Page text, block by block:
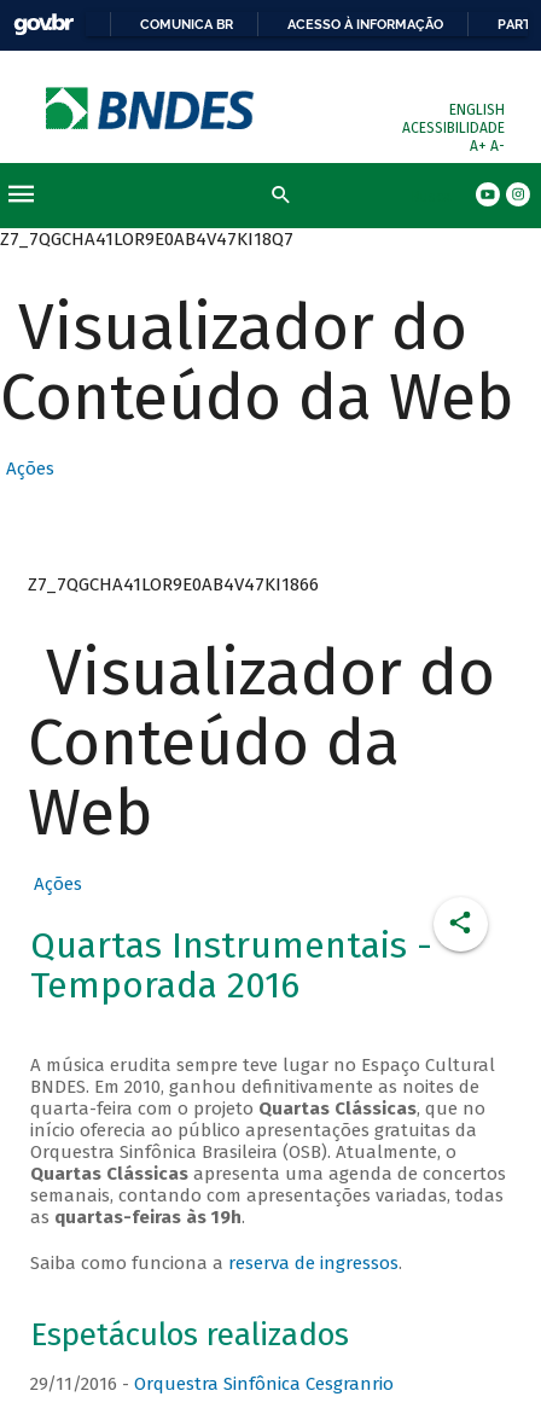
COMUNICA BR ACESSO À INFORMAÇÃO
ENGLISH
ACESSIBILIDADE
A+ A-
Z7_7QGCHA41LOR9E0AB4V47KI18Q7
Visualizador do
Conteúdo da Web
Ações
Z7_7QGCHA41LOR9E0AB4V47KI1866
Visualizador do
Conteúdo da
Web
Ações
Quartas Instrumentais -
Temporada 2016
A música erudita sempre teve lugar no Espaço Cultural
BNDES. Em 2010, ganhou definitivamente as noites de
quarta-feira com o projeto Quartas Clássicas, que no
início oferecia ao público apresentações gratuitas da
Orquestra Sinfônica Brasileira (OSB). Atualmente, o
Quartas Clássicasapresenta uma agenda de concertos
semanais, contando com apresentações variadas, todas
as quartas-feiras às 19h.
Saiba como funciona a reserva de ingressos.
Espetáculos realizados
29/11/2016 - Orquestra Sinfônica Cesgranrio